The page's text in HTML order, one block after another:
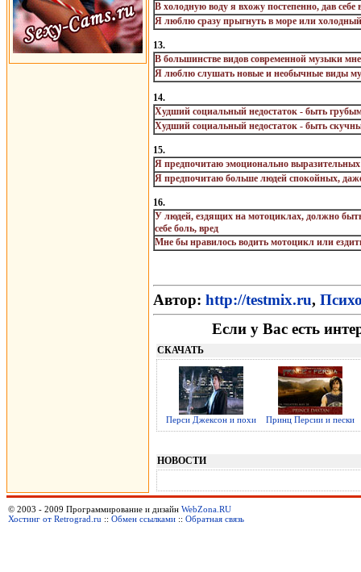
В холодную воду я вхожу постепенно, дав
Я люблю сразу прыгнуть в море или холодный
13.
В большинстве видов современной музыки
Я люблю слушать новые и необычные виды
14.
Худший социальный недостаток - быть
Худший социальный недостаток - быть
15.
Я предпочитаю эмоционально
Я предпочитаю больше людей спокойных,
16.
У людей, ездящих на мотоциклах, должно
себе боль, вред
Мне бы нравилось водить мотоцикл или
Автор: http://testmix.ru,
Если у Вас есть
СКАЧАТЬ
Перси Джексон и похи Принц Персии и пески
НОВОСТИ
© 2003 - 2009 Программирование и дизайн WebZona.RU
Хостинг от Retrograd.ru :: Обмен ссылками :: Обратная связь